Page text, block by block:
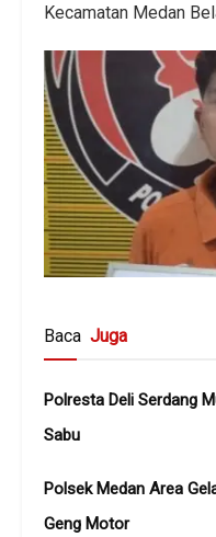
Kecamatan Medan
Baca Juga
Polresta Deli Serdang
Sabu
Polsek Medan Area
Geng Motor